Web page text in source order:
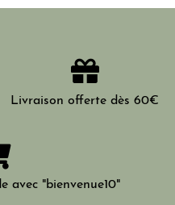
Livraison offerte dès 60€
avec "bienvenue10"